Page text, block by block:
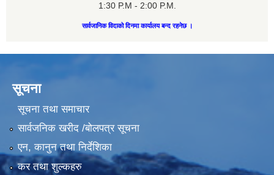
1:30 P.M - 2:00 P.M.
सार्वजानिक विदाको दिनमा कार्यालय बन्द रहनेछ ।
सूचना
सूचना तथा समाचार
सार्वजनिक खरीद /बोलपत्र सूचना
एन, कानुन तथा निर्देशिका
कर तथा शुल्कहरु